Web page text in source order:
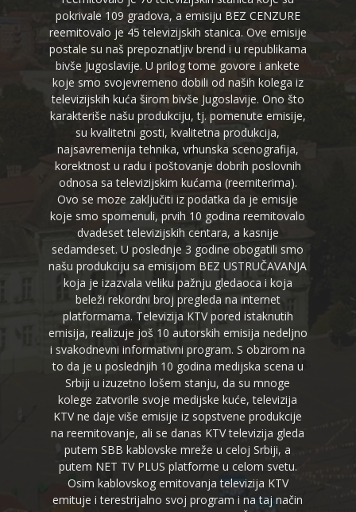
pokrivale 109 gradova, a emisiju BEZ CENZURE
reemitovalo je 45 televizijskih stanica. Ove emisije
postale su naš prepoznatljiv brend i u republikama
bivše Jugoslavije. U prilog tome govore i ankete
koje smo svojevremeno dobili od naših kolega iz
televizijskih kuća širom bivše Jugoslavije. Ono što
karakteriše našu produkciju, tj. pomenute emisije,
su kvalitetni gosti, kvalitetna produkcija,
najsavremenija tehnika, vrhunska scenografija,
korektnost u radu i poštovanje dobrih poslovnih
odnosa sa televizijskim kućama (reemiterima).
Ovo se moze zaključiti iz podatka da je emisije
koje smo spomenuli, prvih 10 godina reemitovalo
dvadeset televizijskih centara, a kasnije
sedamdeset. U poslednje 3 godine obogatili smo
našu produkciju sa emisijom BEZ USTRUČAVANJA
koja je izazvala veliku pažnju gledaoca i koja
beleži rekordni broj pregleda na internet
platformama. Televizija KTV pored istaknutih
emisija, realizuje još 10 autorskih emisija nedeljno
i svakodnevni informativni program. S obzirom na
to da je u poslednjih 10 godina medijska scena u
Srbiji u izuzetno lošem stanju, da su mnoge
kolege zatvorile svoje medijske kuće, televizija
KTV ne daje više emisije iz sopstvene produkcije
na reemitovanje, ali se danas KTV televizija gleda
putem SBB kablovske mreže u celoj Srbiji, a
putem NET TV PLUS platforme u celom svetu.
Osim kablovskog emitovanja televizija KTV
emituje i terestrijalno svoj program i na taj način